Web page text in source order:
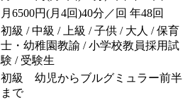
月6500円(月4回)40分／回 年48回
初級 / 中級 / 上級 / 子供 / 大人 / 保育
士・幼稚園教諭 / 小学校教員採用試
験 / 受験生
初級 幼児からブルグミュラー前半
まで